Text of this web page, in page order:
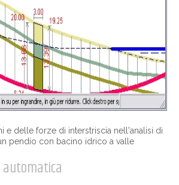
e delle forze di interstriscia nell'analisi di
pendio con bacino idrico a valle